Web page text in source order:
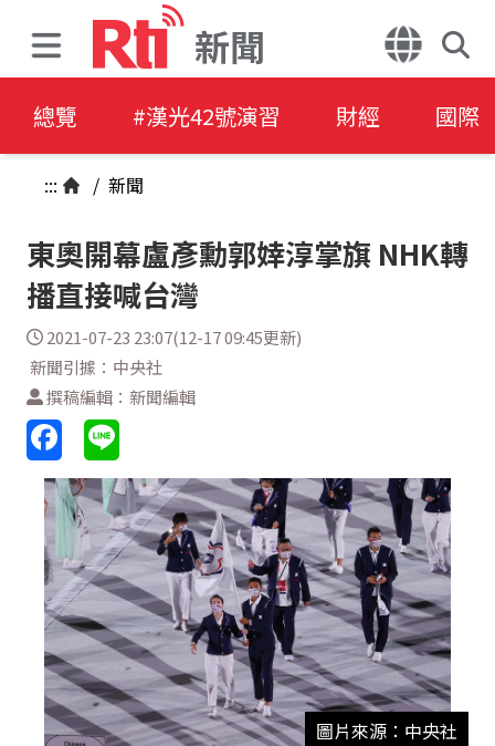
新聞
總覽 #漢光42號演習 財經 國際
::: / 新聞
東奧開幕盧彥勳郭婞淳掌旗 NHK轉
播直接喊台灣
2021-07-23 23:07(12-17 09:45更新)
新聞引據：中央社
撰稿編輯：新聞編輯
圖片來源：中央社